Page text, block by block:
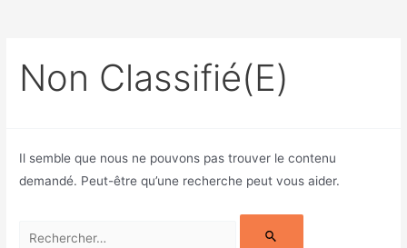
Non Classifié(e)
Il semble que nous ne pouvons pas trouver le contenu
demandé. Peut-être qu’une recherche peut vous aider.